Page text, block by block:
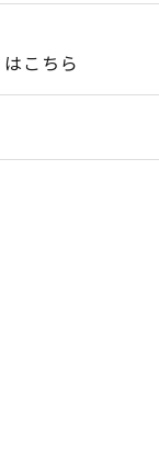
こちら